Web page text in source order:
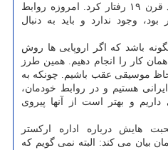
لحاظ اجتماعی نمی توان همانند قرن ۱۹ رفتار کرد. امروزه روابط
در قرن ۱۹ برقرار بود، وجود ندارد و باید به دنبال
باشد که اگر اروپایی ها روش
کار را انجام دهیم. همین طرز
موسیقی عقب باشیم. چونکه به
هستیم و در روابط خودمان،
و بهتر است از آنها پیروی
هایش درباره اداره ارکستر
بیان می کند: البته نمی گویم که